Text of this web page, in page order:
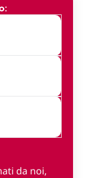
da noi,